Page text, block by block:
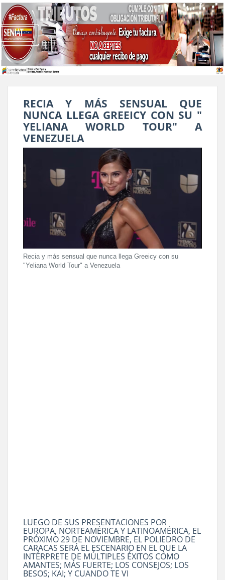
RECIA Y MÁS SENSUAL QUE
NUNCA LLEGA GREEICY CON SU "
YELIANA WORLD TOUR" A
VENEZUELA
Recia y más sensual que nunca llega Greeicy con su
"Yeliana World Tour" a Venezuela
LUEGO DE SUS PRESENTACIONES POR
EUROPA, NORTEAMÉRICA Y LATINOAMÉRICA, EL
PRÓXIMO 29 DE NOVIEMBRE, EL POLIEDRO DE
CARACAS SERÁ EL ESCENARIO EN EL QUE LA
INTÉRPRETE DE MÚLTIPLES ÉXITOS COMO
AMANTES; MÁS FUERTE; LOS CONSEJOS; LOS
BESOS; KAI; Y CUANDO TE VI